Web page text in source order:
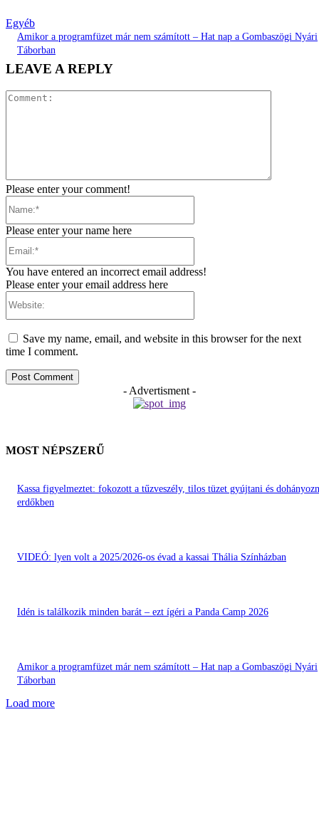
Egyéb
Amikor a programfüzet már nem számított – Hat nap a Gombaszögi Nyári
Táborban
LEAVE A REPLY
Please enter your comment!
Please enter your name here
You have entered an incorrect email address!
Please enter your email address here
Save my name, email, and website in this browser for the next
time I comment.
- Advertisment -
MOST NÉPSZERŰ
Kassa figyelmeztet: fokozott a tűzveszély, tilos tüzet gyújtani és
erdőkben
VIDEÓ: lyen volt a 2025/2026-os évad a kassai Thália Színházban
Idén is találkozik minden barát – ezt ígéri a Panda Camp 2026
Amikor a programfüzet már nem számított – Hat nap a Gombaszögi Nyári
Táborban
Load more